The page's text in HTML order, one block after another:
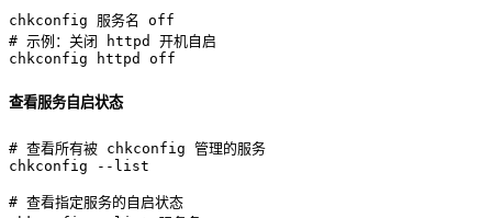
# 示例：关闭 httpd 开机自启
chkconfig httpd off
查看服务自启状态
# 查看所有被 chkconfig 管理的服务
chkconfig --list
# 查看指定服务的自启状态